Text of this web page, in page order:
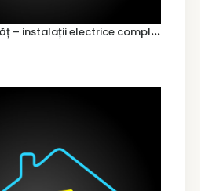
E
lectrician Bucovăț – instalații electrice complete pentru case noi